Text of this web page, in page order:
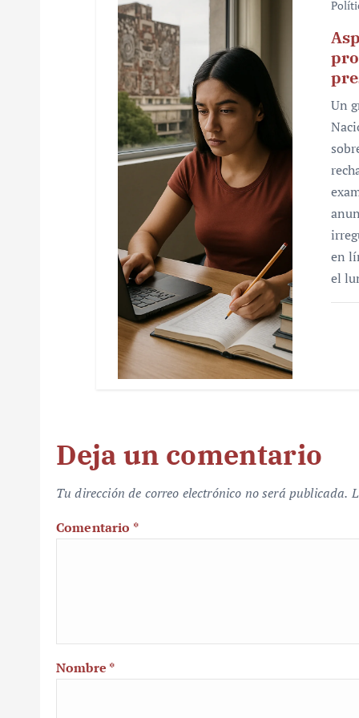
Un
en
el
Deja un comentario
Tu dirección de correo electrónico no será publicada.
Comentario *
Nombre *